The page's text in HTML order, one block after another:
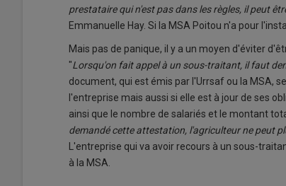
prestataire qui n'est pas dans les règles, il peut
Emmanuelle Hay. Si la MSA Poitou n'a pour
Mais pas de panique, il y a un moyen d'éviter
"Lorsqu'on fait appel à un sous-traitant, il faut
document, qui est émis par l'Urrsaf ou la MSA,
l'entreprise mais aussi si elle est à jour de ses
ainsi que le nombre de salariés et le montant
demandé cette attestation, l'agriculteur ne peut
L'entreprise qui va avoir recours à un sous-
à la MSA.